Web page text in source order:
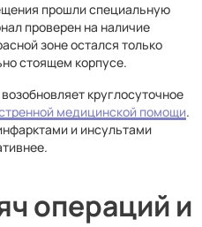
прошли специальную
проверен на наличие
зоне остался только
стоящем корпусе.
круглосуточное
медицинской помощи.
и инсультами
операций и